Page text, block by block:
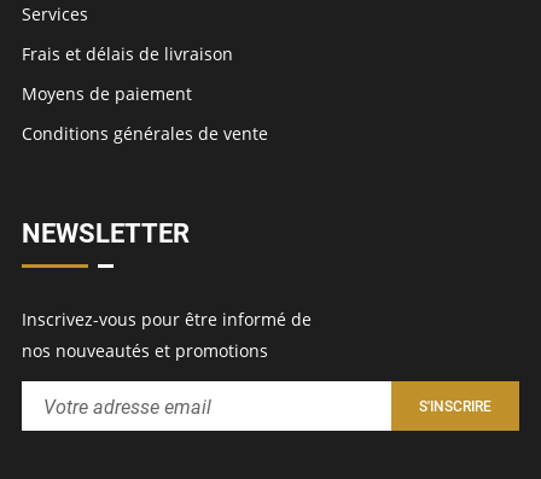
Services
Frais et délais de livraison
Moyens de paiement
Conditions générales de vente
NEWSLETTER
Inscrivez-vous pour être informé de
nos nouveautés et promotions